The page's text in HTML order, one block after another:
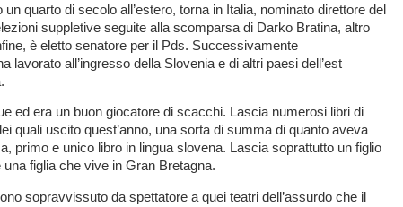
un quarto di secolo all’estero, torna in Italia, nominato direttore del
suppletive seguite alla scomparsa di Darko Bratina, altro
è eletto senatore per il Pds. Successivamente
lavorato all’ingresso della Slovenia e di altri paesi dell’est
ed era un buon giocatore di scacchi. Lascia numerosi libri di
quali uscito quest’anno, una sorta di summa di quanto aveva
primo e unico libro in lingua slovena. Lascia soprattutto un figlio
figlia che vive in Gran Bretagna.
sopravvissuto da spettatore a quei teatri dell’assurdo che il